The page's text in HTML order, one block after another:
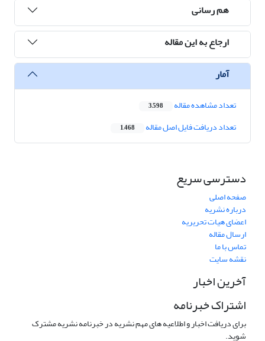
هم رسانی
ارجاع به این مقاله
آمار
تعداد مشاهده مقاله 3,598
تعداد دریافت فایل اصل مقاله 1,468
دسترسی سریع
صفحه اصلی
درباره نشریه
اعضای هیات تحریریه
ارسال مقاله
تماس با ما
نقشه سایت
آخرین اخبار
اشتراک خبرنامه
برای دریافت اخبار و اطلاعیه های مهم نشریه در خبرنامه نشریه مشترک
شوید.